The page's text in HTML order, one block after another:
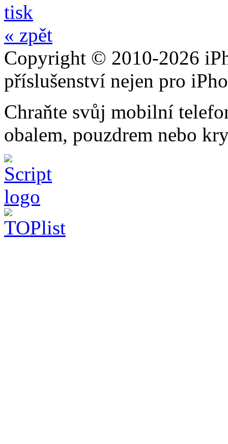
tisk
« zpět
Copyright © 2010-2026
příslušenství nejen pro
Chraňte svůj mobilní
obalem, pouzdrem nebo